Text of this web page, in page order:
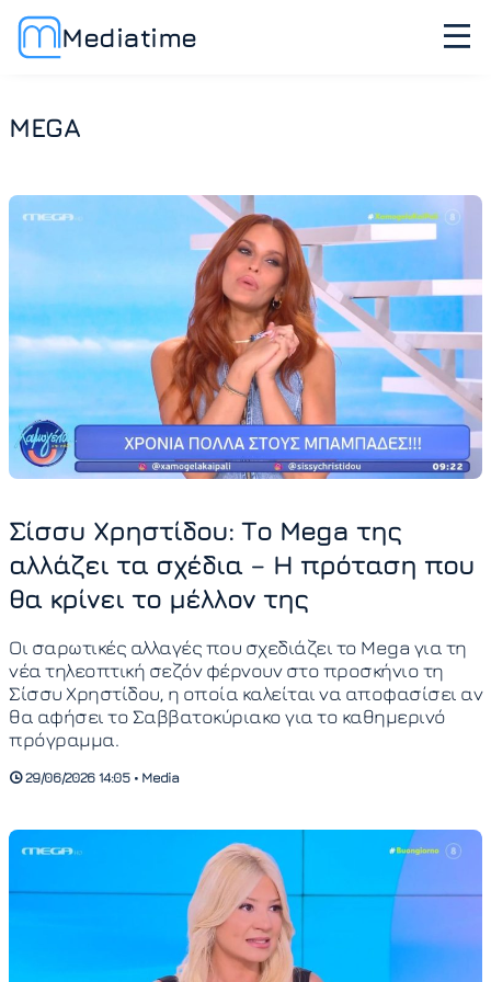
Mediatime
MEGA
Σίσσυ Χρηστίδου: Το Mega της
αλλάζει τα σχέδια – Η πρόταση που
θα κρίνει το μέλλον της
Οι σαρωτικές αλλαγές που σχεδιάζει το Mega για τη
νέα τηλεοπτική σεζόν φέρνουν στο προσκήνιο τη
Σίσσυ Χρηστίδου, η οποία καλείται να αποφασίσει αν
θα αφήσει το Σαββατοκύριακο για το καθημερινό
πρόγραμμα.
29/06/2026 14:05 • Media